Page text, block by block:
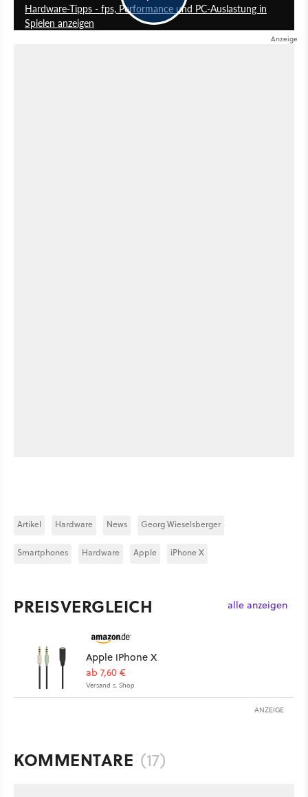
Hardware-Tipps - fps, Performance und PC-Auslastung in
Spielen anzeigen
Artikel Hardware News Georg Wieselsberger
Smartphones Hardware Apple iPhone X
PREISVERGLEICH alle anzeigen
Apple iPhone X
ab 7,60 €
Versand s. Shop
ANZEIGE
KOMMENTARE (17)